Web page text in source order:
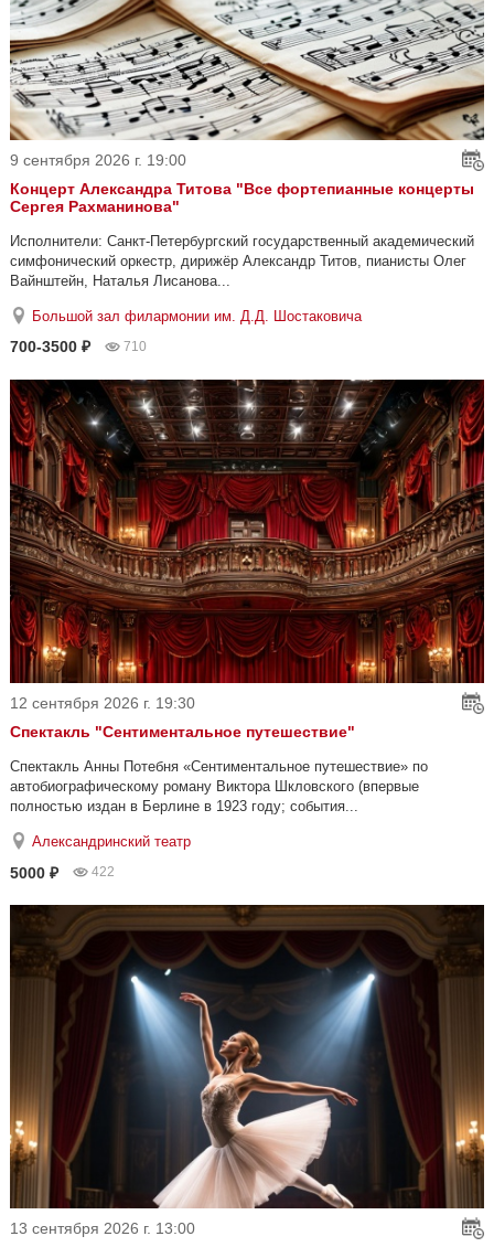
9 сентября 2026 г. 19:00
Концерт Александра Титова "Все фортепианные концерты
Сергея Рахманинова"
Исполнители: Санкт-Петербургский государственный академический
симфонический оркестр, дирижёр Александр Титов, пианисты Олег
Вайнштейн, Наталья Лисанова...
Большой зал филармонии им. Д.Д. Шостаковича
700-3500 ₽ 710
12 сентября 2026 г. 19:30
Спектакль "Сентиментальное путешествие"
Спектакль Анны Потебня «Сентиментальное путешествие» по
автобиографическому роману Виктора Шкловского (впервые
полностью издан в Берлине в 1923 году; события...
Александринский театр
5000 ₽ 422
13 сентября 2026 г. 13:00